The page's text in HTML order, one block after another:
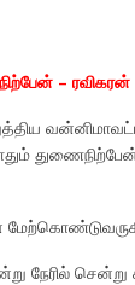
– ரவிகரன்
நேரில் சென்று